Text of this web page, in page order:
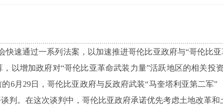
快速通过一系列法案，以加速推进哥伦比亚政府与“哥伦比
以增加政府对“哥伦比亚革命武装力量”活跃地区的相关投
6月29日，哥伦比亚政府与反政府武装“马奎塔利亚第二军
判。在这次谈判中，哥伦比亚政府承诺优先考虑土地改革和